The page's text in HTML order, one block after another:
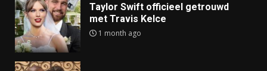
Taylor Swift officieel getrouwd
met Travis Kelce
1 month ago